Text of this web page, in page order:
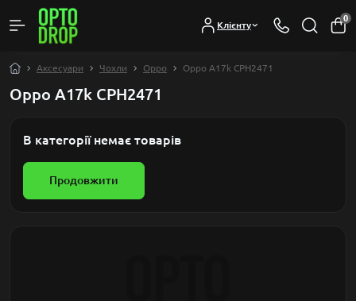
Клієнту
0
Аксесуари Чохли Oppo Oppo A17k CPH2471
Oppo A17k CPH2471
В категорії немає товарів
Продовжити